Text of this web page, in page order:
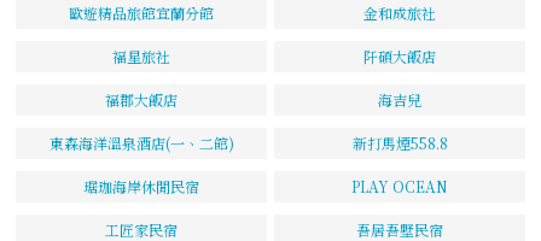
歐遊精品旅館宜蘭分館 金和成旅社
福星旅社 阡碩大飯店
福郡大飯店 海吉兒
東森海洋溫泉酒店(一、二館) 新打馬煙558.8
琚珈海岸休閒民宿 PLAY OCEAN
工匠家民宿 吾居吾墅民宿